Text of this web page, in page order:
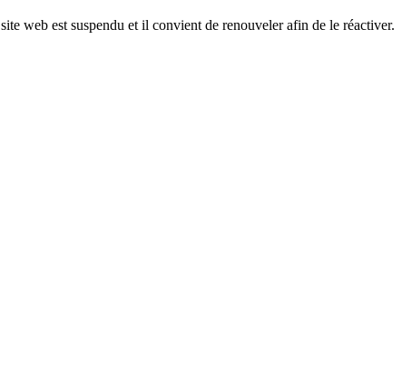
web est suspendu et il convient de renouveler afin de le réactiver.